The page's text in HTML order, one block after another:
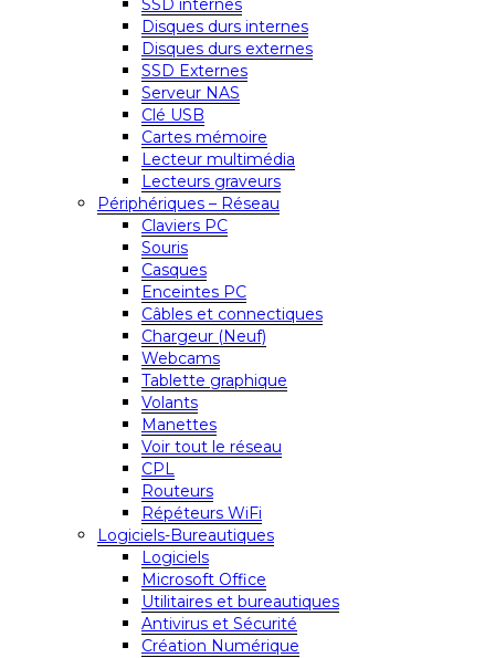
SSD internes
Disques durs internes
Disques durs externes
SSD Externes
Serveur NAS
Clé USB
Cartes mémoire
Lecteur multimédia
Lecteurs graveurs
Périphériques – Réseau
Claviers PC
Souris
Casques
Enceintes PC
Câbles et connectiques
Chargeur (Neuf)
Webcams
Tablette graphique
Volants
Manettes
Voir tout le réseau
CPL
Routeurs
Répéteurs WiFi
Logiciels-Bureautiques
Logiciels
Microsoft Office
Utilitaires et bureautiques
Antivirus et Sécurité
Création Numérique